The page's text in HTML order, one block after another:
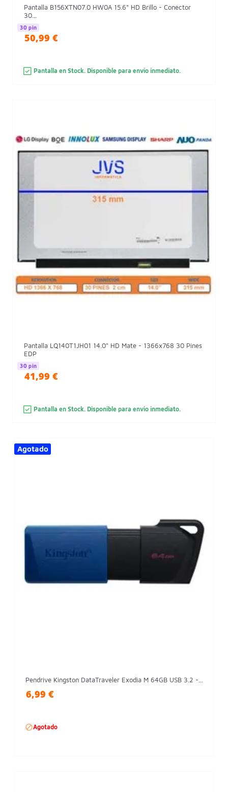
Pantalla B156XTN07.0 HW0A 15.6" HD Brillo - Conector
30...
30 pin
50,99 €
Pantalla en Stock. Disponible para envio inmediato.
Pantalla LQ140T1JH01 14.0" HD Mate - 1366x768 30 Pines
EDP
30 pin
41,99 €
Pantalla en Stock. Disponible para envio inmediato.
Pendrive Kingston DataTraveler Exodia M 64GB USB 3.2 -...
6,99 €
Agotado
Agotado